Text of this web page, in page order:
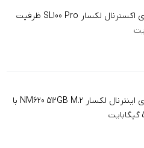
اس اس دی اکسترنال لکسار SL100 Pro ظرفیت
اس اس دی اینترنال لکسار NM620 512GB M.2 با